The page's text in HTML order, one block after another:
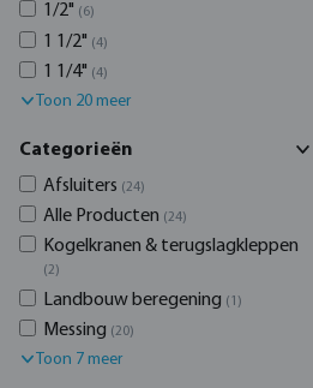
1/2" (6)
1 1/2" (4)
1 1/4" (4)
Toon 20 meer
Categorieën
Afsluiters (24)
Alle Producten (24)
Kogelkranen & terugslagkleppen
(2)
Landbouw beregening (1)
Messing (20)
Toon 7 meer